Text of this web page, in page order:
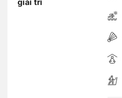
giải trí